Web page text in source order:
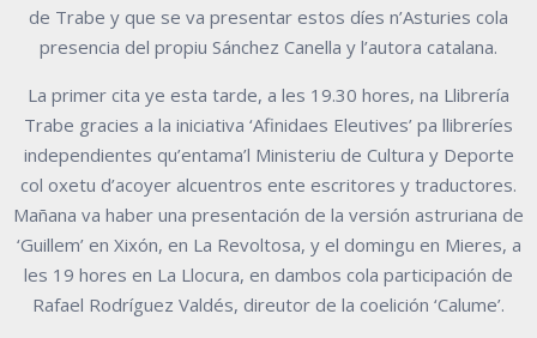
de Trabe y que se va presentar estos díes n’Asturies cola
presencia del propiu Sánchez Canella y l’autora catalana.
La primer cita ye esta tarde, a les 19.30 hores, na Llibrería
Trabe gracies a la iniciativa ‘Afinidaes Eleutives’ pa llibreríes
independientes qu’entama’l Ministeriu de Cultura y Deporte
col oxetu d’acoyer alcuentros ente escritores y traductores.
Mañana va haber una presentación de la versión astruriana de
‘Guillem’ en Xixón, en La Revoltosa, y el domingu en Mieres, a
les 19 hores en La Llocura, en dambos cola participación de
Rafael Rodríguez Valdés, direutor de la coelición ‘Calume’.